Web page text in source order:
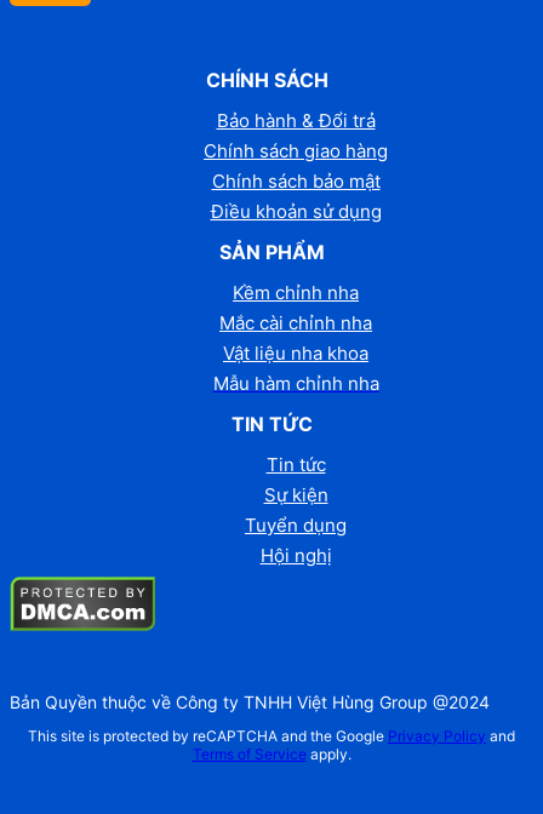
CHÍNH SÁCH
Bảo hành & Đổi trả
Chính sách giao hàng
Chính sách bảo mật
Điều khoản sử dụng
SẢN PHẨM
Kềm chỉnh nha
Mắc cài chỉnh nha
Vật liệu nha khoa
Mẫu hàm chỉnh nha
TIN TỨC
Tin tức
Sự kiện
Tuyển dụng
Hội nghị
Bản Quyền thuộc về Công ty TNHH Việt Hùng Group @2024
This site is protected by reCAPTCHA and the Google Privacy Policy and
Terms of Serviceapply.